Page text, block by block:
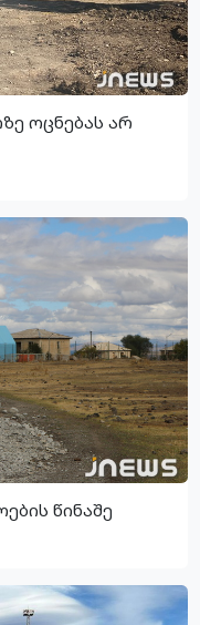
ოცნებას არ
წინაშე